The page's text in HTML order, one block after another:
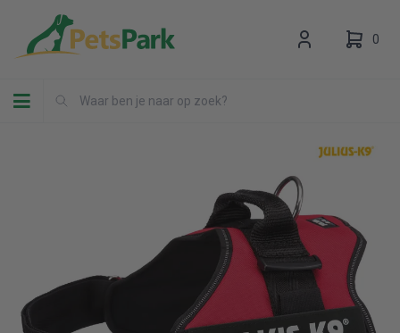
Toggle navigation
0
Uw winkelwagen is leeg.
Vul hem met producten.